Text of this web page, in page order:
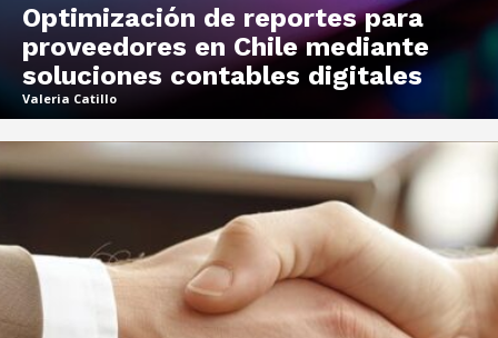
Optimización de reportes para
proveedores en Chile mediante
soluciones contables digitales
Valeria Catillo